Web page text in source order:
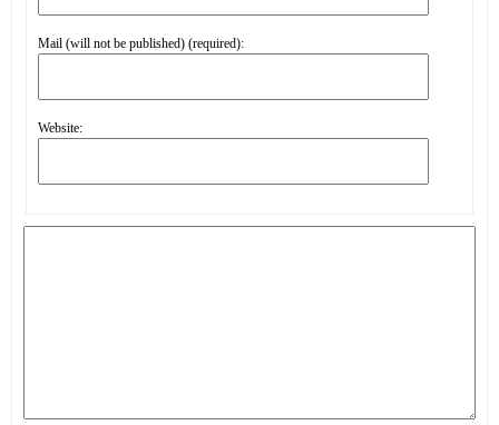
Mail (will not be published) (required):
Website: